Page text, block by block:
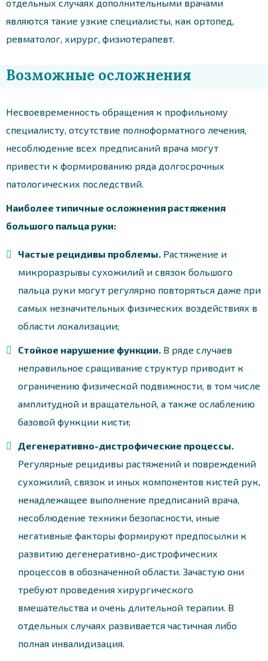
отдельных случаях дополнительными врачами
являются такие узкие специалисты, как ортопед,
ревматолог, хирург, физиотерапевт.
Возможные осложнения
Несвоевременность обращения к профильному
специалисту, отсутствие полноформатного лечения,
несоблюдение всех предписаний врача могут
привести к формированию ряда долгосрочных
патологических последствий.
Наиболее типичные осложнения растяжения
большого пальца руки:
Частые рецидивы проблемы. Растяжение и
микроразрывы сухожилий и связок большого
пальца руки могут регулярно повторяться даже при
самых незначительных физических воздействиях в
области локализации;
Стойкое нарушение функции. В ряде случаев
неправильное сращивание структур приводит к
ограничению физической подвижности, в том числе
амплитудной и вращательной, а также ослаблению
базовой функции кисти;
Дегенеративно-дистрофические процессы.
Регулярные рецидивы растяжений и повреждений
сухожилий, связок и иных компонентов кистей рук,
ненадлежащее выполнение предписаний врача,
несоблюдение техники безопасности, иные
негативные факторы формируют предпосылки к
развитию дегенеративно-дистрофических
процессов в обозначенной области. Зачастую они
требуют проведения хирургического
вмешательства и очень длительной терапии. В
отдельных случаях развивается частичная либо
полная инвалидизация.